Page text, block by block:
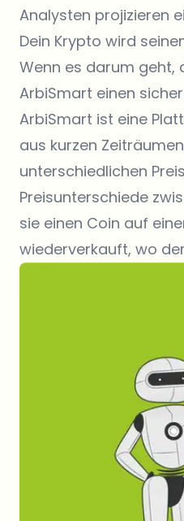
Analysten projizieren
Dein Krypto wird
Wenn es darum geht,
ArbiSmart einen
ArbiSmart ist eine
aus kurzen
unterschiedlichen
Preisunterschiede
sie einen Coin auf
wiederverkauft, wo